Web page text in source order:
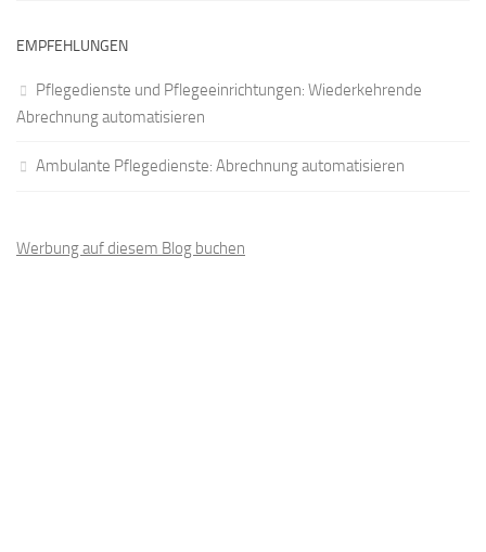
EMPFEHLUNGEN
Pflegedienste und Pflegeeinrichtungen: Wiederkehrende
Abrechnung automatisieren
Ambulante Pflegedienste: Abrechnung automatisieren
Werbung auf diesem Blog buchen